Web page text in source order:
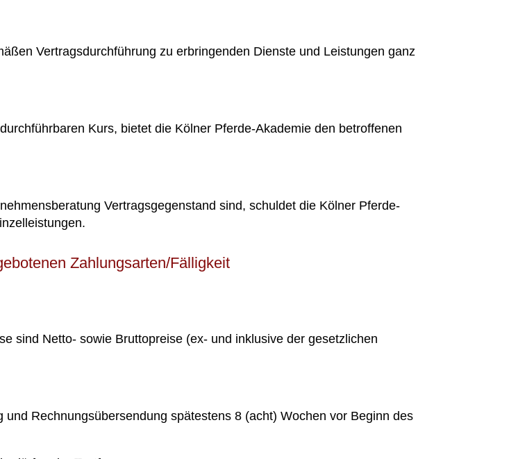
Vertragsdurchführung zu erbringenden Dienste und Leistungen ganz
Kurs, bietet die Kölner Pferde-Akademie den betroffenen
Vertragsgegenstand sind, schuldet die Kölner Pferde-
Zahlungsarten/Fälligkeit
sind Netto- sowie Bruttopreise (ex- und inklusive der gesetzlichen
Rechnungsübersendung spätestens 8 (acht) Wochen vor Beginn des